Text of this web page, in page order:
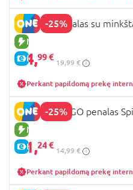
-25%
NAUJA PREKĖ
E-KAINA
KUROMI penalas su
14,99 €
19,99 €
Perkant papildomą prekę
-25%
NAUJA PREKĖ
E-KAINA
LEGO NINJAGO penalas
11,24 €
14,99 €
Perkant papildomą prekę